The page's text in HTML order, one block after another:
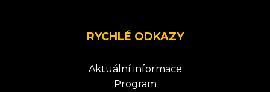
RYCHLÉ ODKAZY
Aktuální informace
Program